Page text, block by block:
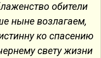
обители
ныне возлагаем,
ко спасению
свету жизни